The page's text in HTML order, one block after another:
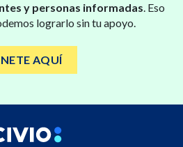
y personas informadas. Eso
lograrlo sin tu apoyo.
AQUÍ